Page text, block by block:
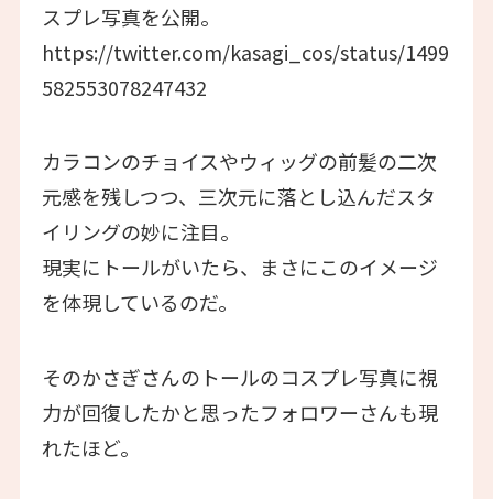
スプレ写真を公開。
https://twitter.com/kasagi_cos/status/1499
582553078247432
カラコンのチョイスやウィッグの前髪の二次
元感を残しつつ、三次元に落とし込んだスタ
イリングの妙に注目。
現実にトールがいたら、まさにこのイメージ
を体現しているのだ。
そのかさぎさんのトールのコスプレ写真に視
力が回復したかと思ったフォロワーさんも現
れたほど。